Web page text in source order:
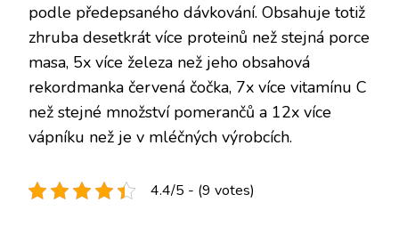
podle předepsaného dávkování. Obsahuje totiž
zhruba desetkrát více proteinů než stejná porce
masa, 5x více železa než jeho obsahová
rekordmanka červená čočka, 7x více vitamínu C
než stejné množství pomerančů a 12x více
vápníku než je v mléčných výrobcích.
4.4/5 - (9 votes)